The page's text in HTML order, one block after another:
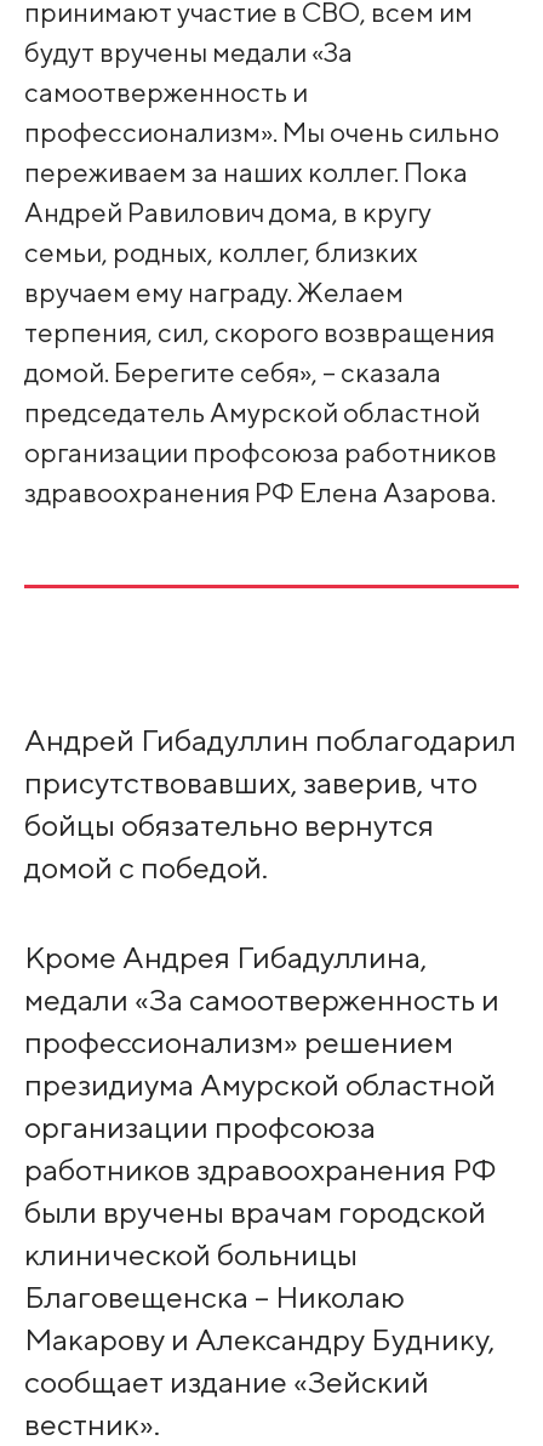
принимают участие в СВО, всем им
будут вручены медали «За
самоотверженность и
профессионализм». Мы очень сильно
переживаем за наших коллег. Пока
Андрей Равилович дома, в кругу
семьи, родных, коллег, близких
вручаем ему награду. Желаем
терпения, сил, скорого возвращения
домой. Берегите себя», – сказала
председатель Амурской областной
организации профсоюза работников
здравоохранения РФ Елена Азарова.
Андрей Гибадуллин поблагодарил
присутствовавших, заверив, что
бойцы обязательно вернутся
домой с победой.
Кроме Андрея Гибадуллина,
медали «За самоотверженность и
профессионализм» решением
президиума Амурской областной
организации профсоюза
работников здравоохранения РФ
были вручены врачам городской
клинической больницы
Благовещенска – Николаю
Макарову и Александру Буднику,
сообщает издание «Зейский
вестник».